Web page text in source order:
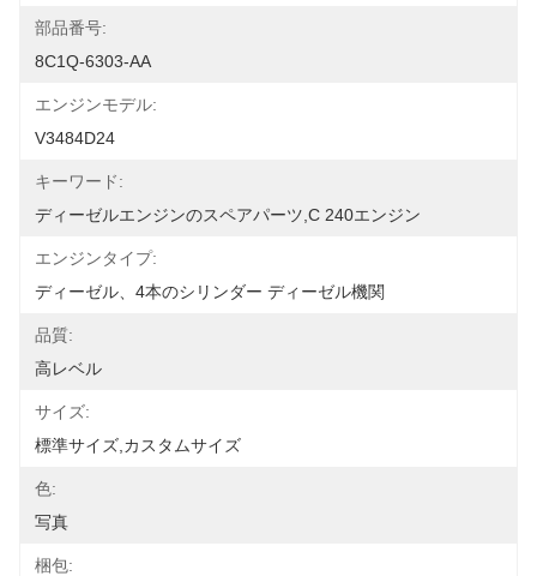
部品番号:
8C1Q-6303-AA
エンジンモデル:
V3484D24
キーワード:
ディーゼルエンジンのスペアパーツ,c 240エンジン
エンジンタイプ:
ディーゼル、4本のシリンダー ディーゼル機関
品質:
高レベル
サイズ:
標準サイズ,カスタムサイズ
色:
写真
梱包: